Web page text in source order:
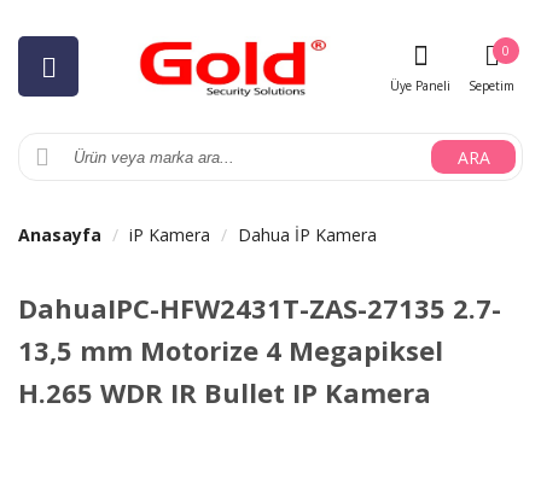
ARA
Üye Paneli Sepetim
0
Anasayfa iP Kamera Dahua İP Kamera
DahuaIPC-HFW2431T-ZAS-27135 2.7-
13,5 mm Motorize 4 Megapiksel
H.265 WDR IR Bullet IP Kamera